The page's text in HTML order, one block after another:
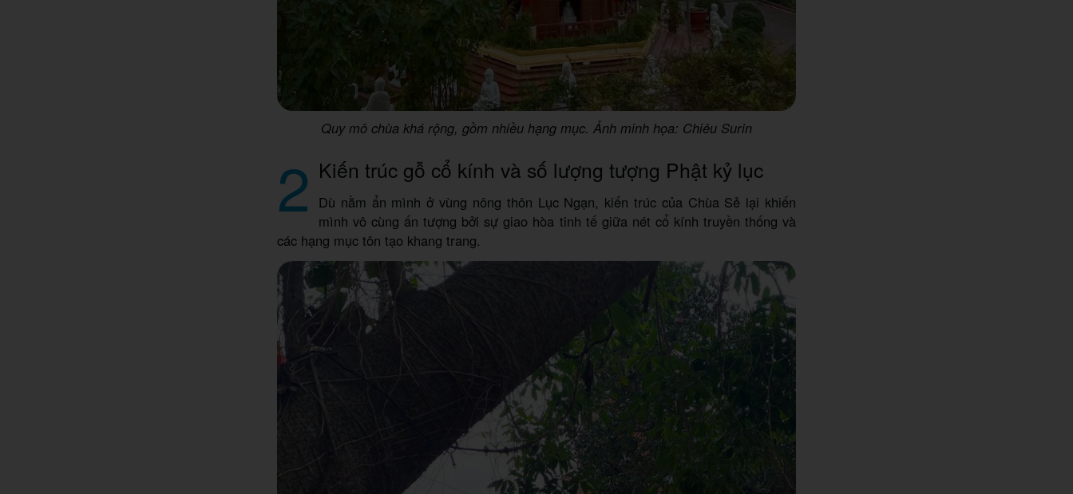
Quy mô chùa khá rộng, gồm nhiều hạng mục. Ảnh minh họa: Chiêu Surin
2 Kiến trúc gỗ cổ kính và số lượng tượng Phật kỷ lục
Dù nằm ẩn mình ở vùng nông thôn Lục Ngạn, kiến trúc của Chùa Sẻ lại khiến
mình vô cùng ấn tượng bởi sự giao hòa tinh tế giữa nét cổ kính truyền thống và
các hạng mục tôn tạo khang trang.